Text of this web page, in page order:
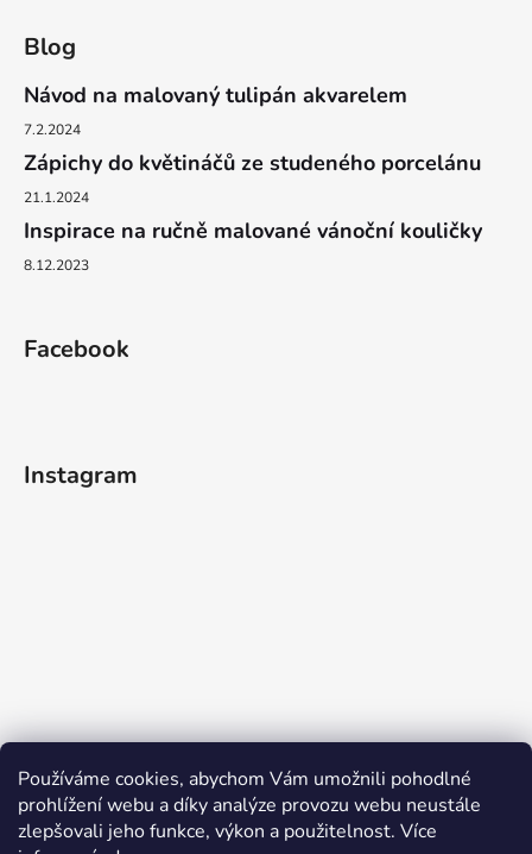
Používáme cookies, abychom Vám umožnili pohodlné
prohlížení webu a díky analýze provozu webu neustále
zlepšovali jeho funkce, výkon a použitelnost. Více
Blog
Návod na malovaný tulipán akvarelem
7.2.2024
Zápichy do květináčů ze studeného porcelánu
21.1.2024
Inspirace na ručně malované vánoční kouličky
8.12.2023
Facebook
Instagram